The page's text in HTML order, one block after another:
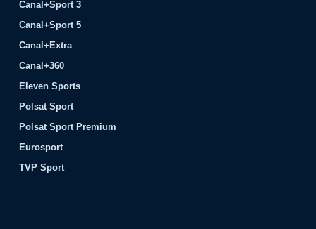
Canal+Sport 3
Canal+Sport 5
Canal+Extra
Canal+360
Eleven Sports
Polsat Sport
Polsat Sport Premium
Eurosport
TVP Sport